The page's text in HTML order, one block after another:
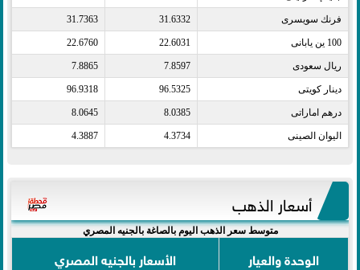
فرنك سويسرى​ 31.6332
31.7363
100 ين يابانى​ 22.6031
22.6760
ريال سعودى​ 7.8597
7.8865
دينار كويتى​ 96.5325
96.9318
درهم اماراتى​ 8.0385
8.0645
اليوان الصينى​ 4.3734
4.3887
أسعار الذهب
متوسط سعر الذهب اليوم بالصاغة بالجنيه المصري
الوحدة والعيار
الأسعار بالجنيه المصري